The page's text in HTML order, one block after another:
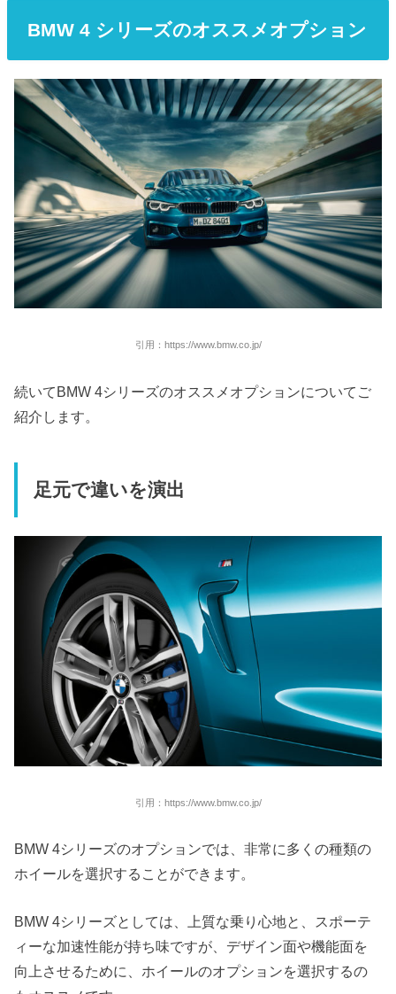
BMW 4 シリーズのオススメオプション
引用：https://www.bmw.co.jp/
続いてBMW 4シリーズのオススメオプションについてご
紹介します。
足元で違いを演出
引用：https://www.bmw.co.jp/
BMW 4シリーズのオプションでは、非常に多くの種類の
ホイールを選択することができます。
BMW 4シリーズとしては、上質な乗り心地と、スポーテ
ィーな加速性能が持ち味ですが、デザイン面や機能面を
向上させるために、ホイールのオプションを選択するの